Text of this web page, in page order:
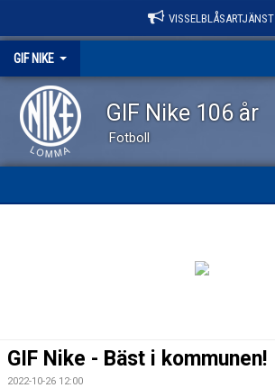
VISSELBLÅSARTJÄNST
GIF NIKE
GIF Nike 106 år
Fotboll
EVENEMANG
GIF Nike - Bäst i kommunen!
2022-10-26 12:00